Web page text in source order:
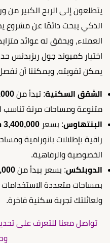
يتطلعون إلى الربح الكبير من
الذكي يبحث دائمًا عن مشروع
العملاء، ويحقق له عوائد
اختيار كمبوند جول ريزيدنس
يمكن تفويته، ويمكننا أن
الشقق السكنية: تبدأ من
متنوعة ومساحات مرنة تناسب
البنتهاوس: بسعر 3,400,000 جنيه مصري
راقية بإطلالات بانورامية
الخصوصية والرفاهية.
الدوبلكس: بسعر يبدأ من
بمساحات متعددة
ولعائلتك تجربة سكنية فاخرة.